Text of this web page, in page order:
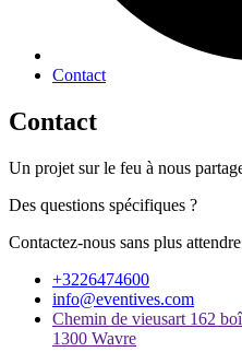
Contact
Contact
Un projet sur le feu à nous
Des questions spécifiques ?
Contactez-nous sans plus
+3226474600
info@eventives.com
Chemin de vieusart 162
1300 Wavre